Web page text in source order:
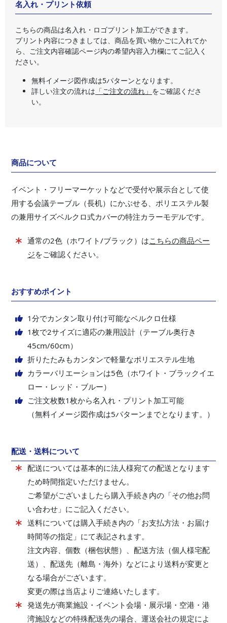
名入れ・プリント依頼
こちらの商品は名入れ・ロゴプリント加工ができます。
プリント内容につきましては、商品を買い物かごに入れてか
ら、ご注文内容確認ページ内の希望内容入力欄にてご記入く
ださい。
無料イメージ図作成は5パターンとなります。
詳しい注文の流れは 「ご注文の流れ」 をご確認くださ
い。
商品について
イベント・フリーマーケットなどで受付や展示台として使
用する会議テーブル（長机）にかぶせる、ポリエステル製
の兼用サイズベルクロ式カバーの特注カラーモデルです。
通常の2色（ホワイト/ブラック）はこちらの商品ペー
ジをご確認ください。
おすすめポイント
1分でカンタン取り付け可能なベルクロ仕様
1枚で2サイズに適応の兼用設計（テーブル奥行き
45cm/60cm）
折りたたみもカンタンで軽量なポリエステル生地
カラーバリエーションは5色（ホワイト・ブラックイエ
ロー・レッド・ブルー）
ご注文枚数1枚から名入れ・プリント加工可能
（無料イメージ図作成は5パターンまでとなります。）
配送・送料について
配送については基本的に法人様宛ての配送となります
ため時間指定いただけません。
ご希望がございましたら購入手続き内の「その他お問
い合わせ」にご記入ください。
送料については購入手続き内の「お支払方法・お届け
時間等の指定」にて表記されます。
注文内容、個数（梱包状態）、配送方法（個人様宅配
送）、配送先（離島・海外）などにより送料が変更と
なる場合がございます。
変更の際は当店よりご連絡いたします。
発送先が商業施設・イベント会場・展示場・空港・港
湾施設などの特殊配送先の場合、運送会社の規定によ